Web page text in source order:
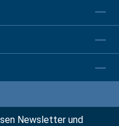
Newsletter und